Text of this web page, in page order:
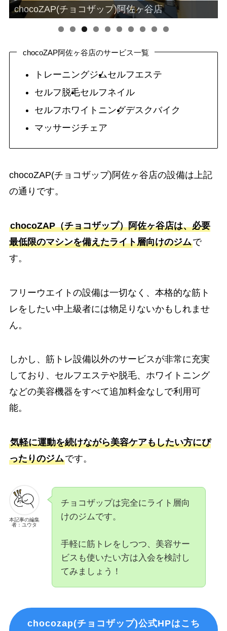
chocoZAP(チョコザップ)阿佐ヶ谷店
chocoZAP阿佐ヶ谷店のサービス一覧
トレーニングジムセルフエステ
セルフ脱毛セルフネイル
セルフホワイトニングデスクバイク
マッサージチェア
chocoZAP(チョコザップ)阿佐ヶ谷店の設備は上記
の通りです。
chocoZAP（チョコザップ）阿佐ヶ谷店は、必要
最低限のマシンを備えたライト層向けのジムで
す。
フリーウエイトの設備は一切なく、本格的な筋ト
レをしたい中上級者には物足りないかもしれませ
ん。
しかし、筋トレ設備以外のサービスが非常に充実
しており、セルフエステや脱毛、ホワイトニング
などの美容機器をすべて追加料金なしで利用可
能。
気軽に運動を続けながら美容ケアもしたい方にぴ
ったりのジムです。
本記事の編集
者：ユウタ
チョコザップは完全にライト層向
けのジムです。
手軽に筋トレをしつつ、美容サー
ビスも使いたい方は入会を検討し
てみましょう！
chocozap(チョコザップ)公式HPはこち